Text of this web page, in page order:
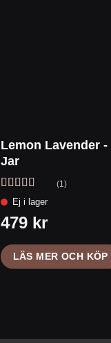
Lemon Lavender
Jar
Betygsatt
av 5
(1)
LÄS MER OCH KÖP